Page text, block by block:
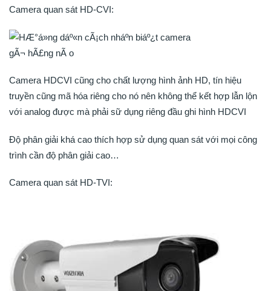
Camera quan sát HD-CVI:
Camera HDCVI cũng cho chất lượng hình ảnh HD, tín hiệu
truyền cũng mã hóa riêng cho nó nên không thể kết hợp lẫn lộn
với analog được mà phải sữ dụng riêng đầu ghi hình HDCVI
Độ phân giải khá cao thích hợp sử dụng quan sát với mọi công
trình cần độ phân giải cao…
Camera quan sát HD-TVI: